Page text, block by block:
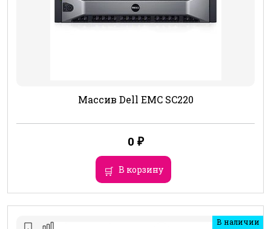
Массив Dell EMC SC220
0 ₽
В корзину
В наличии